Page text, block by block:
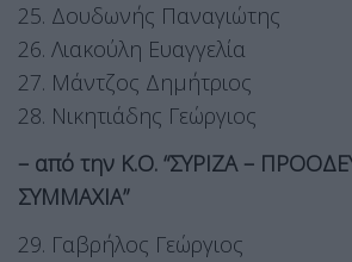
25. Δουδωνής Παναγιώτης
26. Λιακούλη Ευαγγελία
27. Μάντζος Δημήτριος
28. Νικητιάδης Γεώργιος
– από την Κ.Ο. “ΣΥΡΙΖΑ –
ΣΥΜΜΑΧΙΑ”
29. Γαβρήλος Γεώργιος